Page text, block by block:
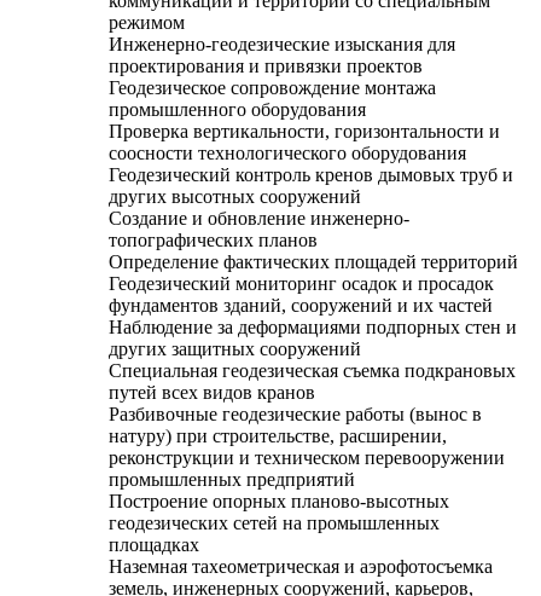
режимом
Инженерно-геодезические изыскания для
проектирования и привязки проектов
Геодезическое сопровождение монтажа
промышленного оборудования
Проверка вертикальности, горизонтальности и
соосности технологического оборудования
Геодезический контроль кренов дымовых труб и
других высотных сооружений
Создание и обновление инженерно-
топографических планов
Определение фактических площадей территорий
Геодезический мониторинг осадок и просадок
фундаментов зданий, сооружений и их частей
Наблюдение за деформациями подпорных стен и
других защитных сооружений
Специальная геодезическая съемка подкрановых
путей всех видов кранов
Разбивочные геодезические работы (вынос в
натуру) при строительстве, расширении,
реконструкции и техническом перевооружении
промышленных предприятий
Построение опорных планово-высотных
геодезических сетей на промышленных
площадках
Наземная тахеометрическая и аэрофотосъемка
земель, инженерных сооружений, карьеров,